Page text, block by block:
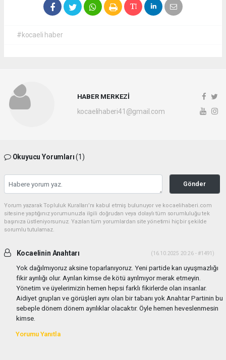
#kocaeli haber
HABER MERKEZİ
kocaelihaberi41@gmail.com
Okuyucu Yorumları(1)
Gönder
Yorum yazarak Topluluk Kuralları’nı kabul etmiş bulunuyor ve kocaelihaberi.com
sitesine yaptığınız yorumunuzla ilgili doğrudan veya dolaylı tüm sorumluluğu tek
başınıza üstleniyorsunuz. Yazılan tüm yorumlardan site yönetimi hiçbir şekilde
sorumlu tutulamaz.
Kocaelinin Anahtarı (16.10.2025 20:26 - #1491)
Yok dağılmıyoruz aksine toparlanıyoruz. Yeni partide kan uyuşmazlığı
fikir ayrılığı olur. Ayrılan kimse de kötü ayrılmıyor merak etmeyin.
Yönetim ve üyelerimizin hemen hepsi farklı fikirlerde olan insanlar.
Aidiyet grupları ve görüşleri aynı olan bir tabanı yok Anahtar Partinin bu
sebeple dönem dönem ayrılıklar olacaktır. Öyle hemen heveslenmesin
kimse.
Yorumu Yanıtla